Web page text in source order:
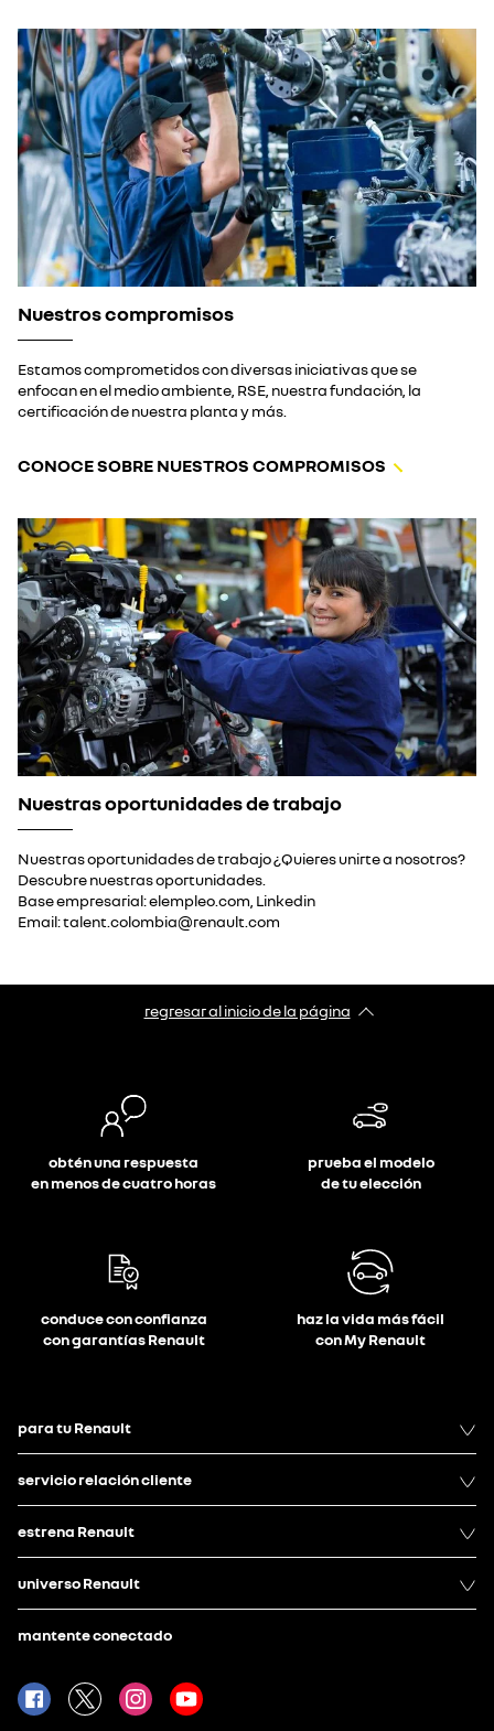
Nuestros compromisos
Estamos comprometidos con diversas iniciativas que se
enfocan en el medio ambiente, RSE, nuestra fundación, la
certificación de nuestra planta y más.
CONOCE SOBRE NUESTROS COMPROMISOS
Nuestras oportunidades de trabajo
Nuestras oportunidades de trabajo ¿Quieres unirte a nosotros?
Descubre nuestras oportunidades.
Base empresarial: elempleo.com, Linkedin
Email: talent.colombia@renault.com
regresar al inicio de la página
obtén una respuesta
en menos de cuatro horas
prueba el modelo
de tu elección
conduce con confianza
con garantías Renault
haz la vida más fácil
con My Renault
para tu Renault
servicio relación cliente
estrena Renault
universo Renault
mantente conectado